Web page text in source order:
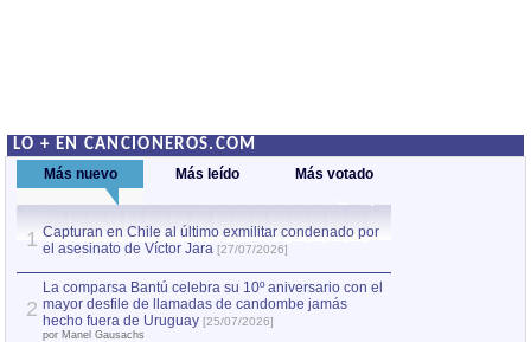
LO + EN CANCIONEROS.COM
Más nuevo Más leído Más votado
1 Capturan en Chile al último exmilitar condenado por
el asesinato de Víctor Jara [27/07/2026]
2
La comparsa Bantú celebra su 10º aniversario con el
mayor desfile de llamadas de candombe jamás
hecho fuera de Uruguay [25/07/2026]
por Manel Gausachs